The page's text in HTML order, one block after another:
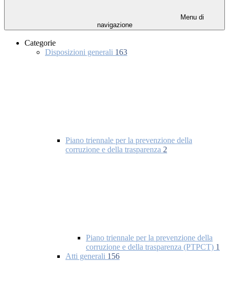
Menu di
navigazione
Categorie
Disposizioni generali 163
Piano triennale per la prevenzione della
corruzione e della trasparenza 2
Piano triennale per la prevenzione della
corruzione e della trasparenza (PTPCT) 1
Atti generali 156